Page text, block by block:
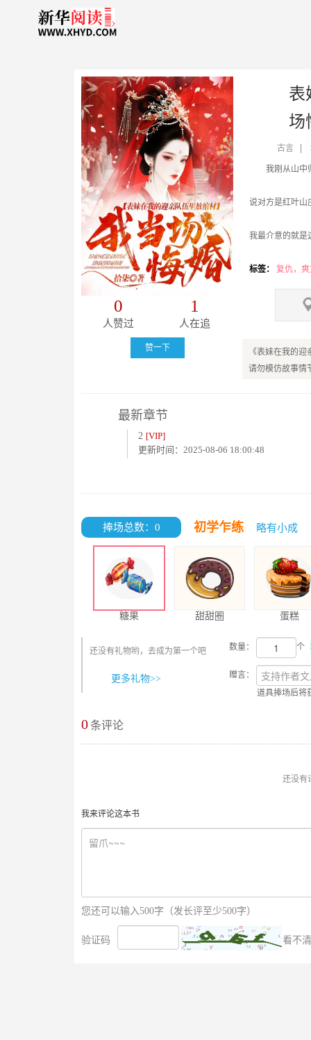
0
人赞过
1
人在追
赞一下
表
场
古言
我刚从山中
说对方是红叶山
我最介意的就是
成婚的事一传出
但当迎亲队伍抵达
标签： 复仇，
《表妹在我的
请勿模仿故事情
最新章节
2 [VIP]
更新时间：2025-08-06 18:00:48
捧场总数：0 初学乍练 略有小成
糖果 甜甜圈 蛋糕
还没有礼物哟，去成为第一个吧
更多礼物>>
数量： 个
赠言：
道具捧场后将
0条评论
还没有
我来评论这本书
您还可以输入500字（发长评至少500字）
验证码 看不